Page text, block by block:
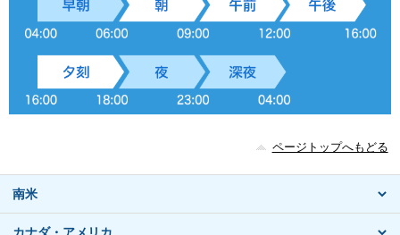
ページトップへもどる
南米